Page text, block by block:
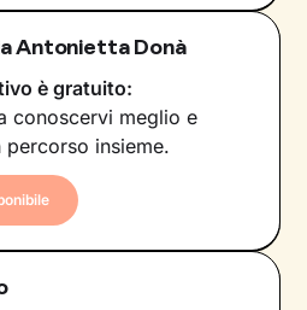
Antonietta Donà
è gratuito:
conoscervi meglio e
insieme.